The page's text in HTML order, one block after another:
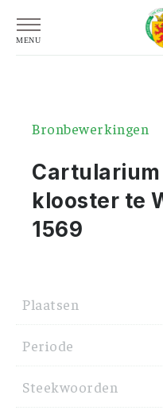
Bronbewerkingen
klooster te
1569
Plaatsen
Periode
Steekwoorden